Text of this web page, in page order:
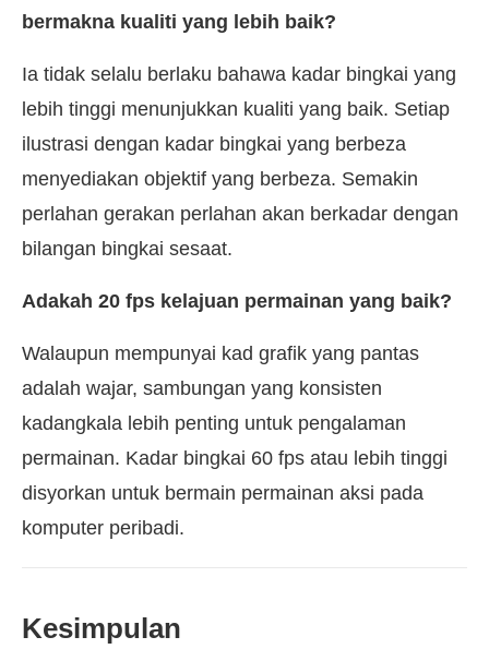
bermakna kualiti yang lebih baik?
Ia tidak selalu berlaku bahawa kadar bingkai yang
lebih tinggi menunjukkan kualiti yang baik. Setiap
ilustrasi dengan kadar bingkai yang berbeza
menyediakan objektif yang berbeza. Semakin
perlahan gerakan perlahan akan berkadar dengan
bilangan bingkai sesaat.
Adakah 20 fps kelajuan permainan yang baik?
Walaupun mempunyai kad grafik yang pantas
adalah wajar, sambungan yang konsisten
kadangkala lebih penting untuk pengalaman
permainan. Kadar bingkai 60 fps atau lebih tinggi
disyorkan untuk bermain permainan aksi pada
komputer peribadi.
Kesimpulan